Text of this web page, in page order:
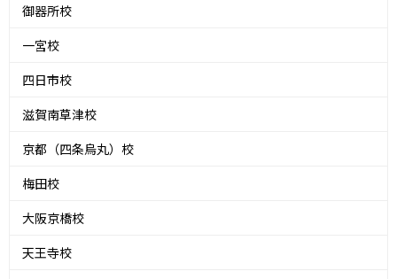
御器所校
一宮校
四日市校
滋賀南草津校
京都（四条烏丸）校
梅田校
大阪京橋校
天王寺校